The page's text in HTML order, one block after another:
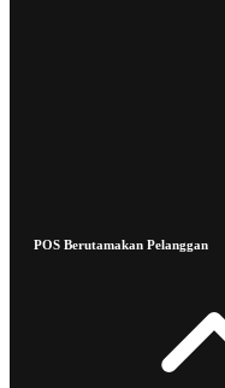
POS Berutamakan Pelanggan